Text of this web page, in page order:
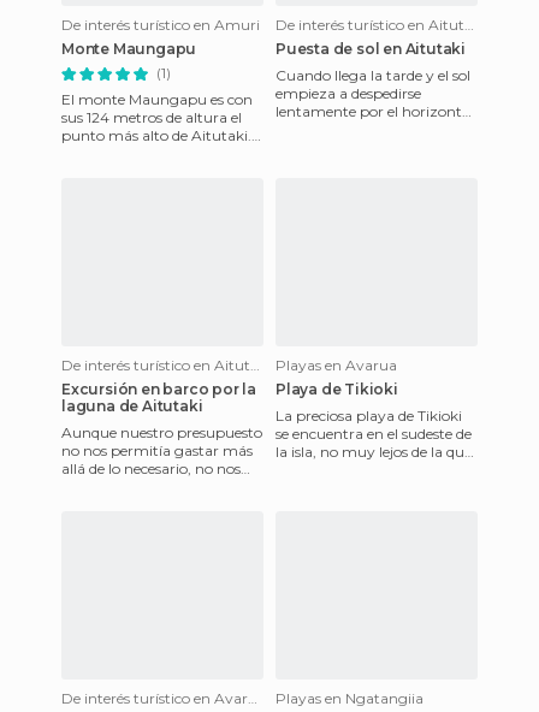
De interés turístico en Amuri
Monte Maungapu
(1)
El monte Maungapu es con
sus 124 metros de altura el
punto más alto de Aitutaki.
De interés turístico en Aitutaki
Puesta de sol en Aitutaki
Cuando llega la tarde y el sol
empieza a despedirse
lentamente por el horizonte
De interés turístico en Aitutaki
Excursión en barco por la
laguna de Aitutaki
Aunque nuestro presupuesto
no nos permitía gastar más
allá de lo necesario, no nos
Playas en Avarua
Playa de Tikioki
La preciosa playa de Tikioki
se encuentra en el sudeste de
la isla, no muy lejos de la que
De interés turístico en Avarua
Playas en Ngatangiia